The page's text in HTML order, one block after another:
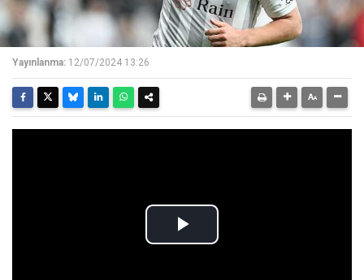
Yayınlanma: 12/07/2024 13:26